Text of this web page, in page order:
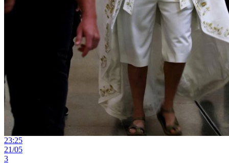
23:25
21/05
3